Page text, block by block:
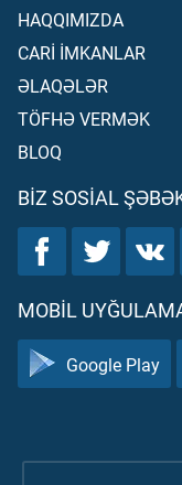
HAQQIMIZDA
CARİ İMKANLAR
ƏLAQƏLƏR
TÖFHƏ VERMƏK
BLOQ
BIZ SOSIAL
MOBIL
Google Play